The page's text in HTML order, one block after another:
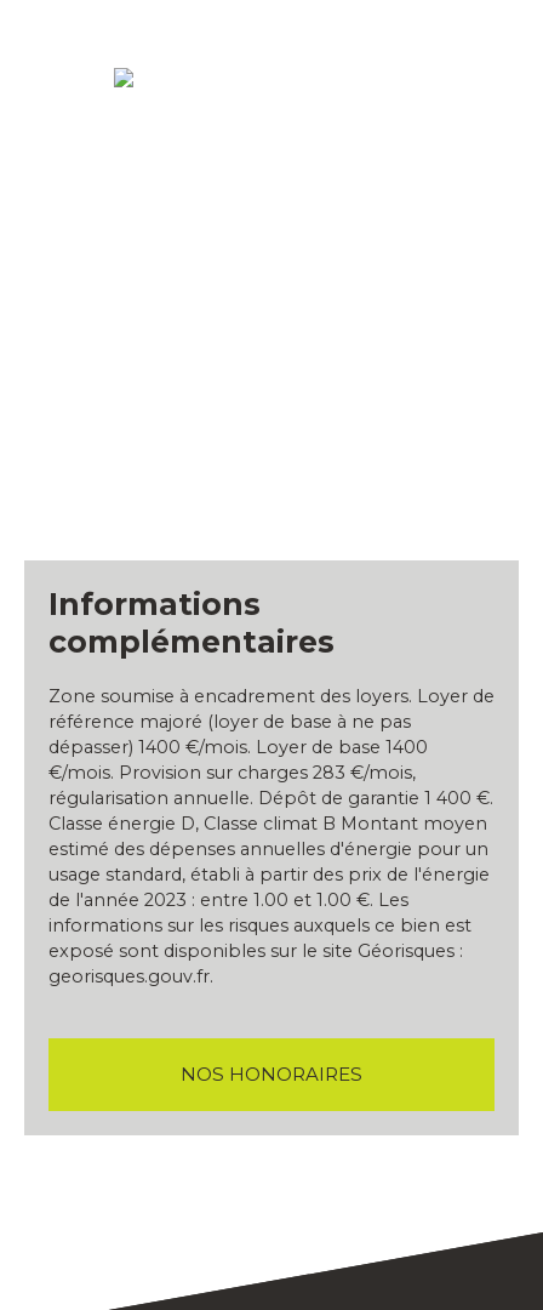
Informations
complémentaires
Zone soumise à encadrement des loyers. Loyer de
référence majoré (loyer de base à ne pas
dépasser) 1400 €/mois. Loyer de base 1400
€/mois. Provision sur charges 283 €/mois,
régularisation annuelle. Dépôt de garantie 1 400 €.
Classe énergie D, Classe climat B Montant moyen
estimé des dépenses annuelles d'énergie pour un
usage standard, établi à partir des prix de l'énergie
de l'année 2023 : entre 1.00 et 1.00 €. Les
informations sur les risques auxquels ce bien est
exposé sont disponibles sur le site Géorisques :
georisques.gouv.fr.
NOS HONORAIRES